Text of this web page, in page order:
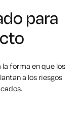
para
forma en que los
a los riesgos